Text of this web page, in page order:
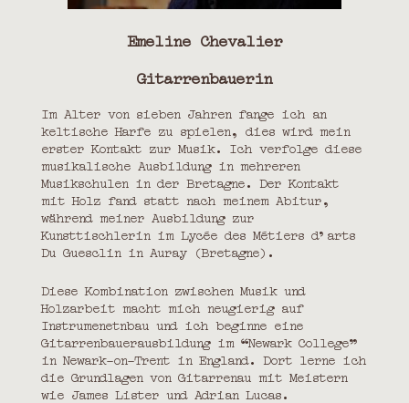
Émeline Chevalier
Gitarrenbauerin
Im Alter von sieben Jahren fange ich an
keltische Harfe zu spielen, dies wird mein
erster Kontakt zur Musik. Ich verfolge diese
musikalische Ausbildung in mehreren
Musikschulen in der Bretagne. Der Kontakt
mit Holz fand statt nach meinem Abitur,
während meiner Ausbildung zur
Kunsttischlerin im Lycée des Métiers d’arts
Du Guesclin in Auray (Bretagne).
Diese Kombination zwischen Musik und
Holzarbeit macht mich neugierig auf
Instrumenetnbau und ich beginne eine
Gitarrenbauerausbildung im “Newark College”
in Newark-on-Trent in England. Dort lerne ich
die Grundlagen von Gitarrenau mit Meistern
wie James Lister und Adrian Lucas.